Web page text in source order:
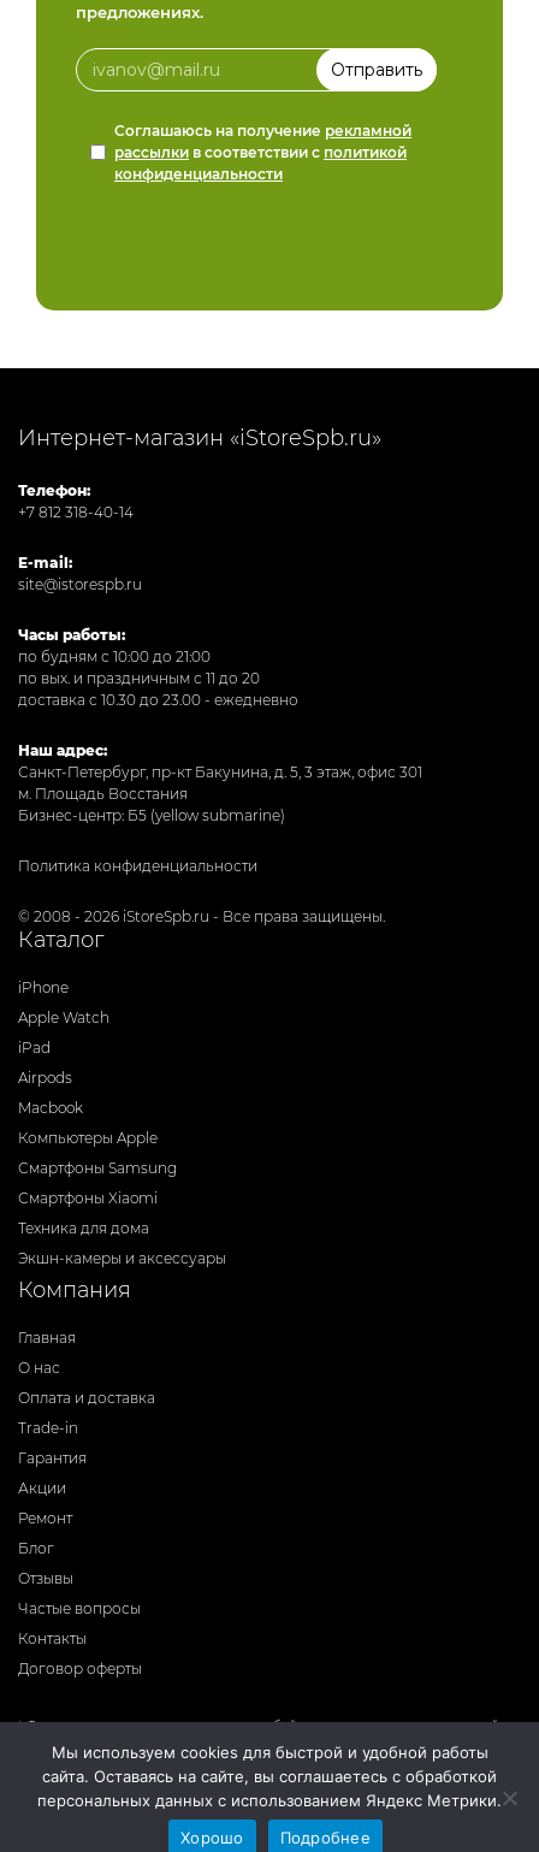
предложениях.
Соглашаюсь на получение рекламной
рассылки в соответствии с политикой
конфиденциальности
Интернет-магазин «iStoreSpb.ru»
Телефон:
+7 812 318-40-14
E-mail:
site@istorespb.ru
Часы работы:
по будням с 10:00 до 21:00
по вых. и праздничным с 11 до 20
доставка с 10.30 до 23.00 - ежедневно
Наш адрес:
Санкт-Петербург, пр-кт Бакунина, д. 5, 3 этаж, офис 301
м. Площадь Восстания
Бизнес-центр: Б5 (yellow submarine)
Политика конфиденциальности
© 2008 - 2026 iStoreSpb.ru - Все права защищены.
Каталог
iPhone
Apple Watch
iPad
Airpods
Macbook
Компьютеры Apple
Смартфоны Samsung
Смартфоны Xiaomi
Техника для дома
Экшн-камеры и аксессуары
Компания
Главная
О нас
Оплата и доставка
Trade-in
Гарантия
Акции
Ремонт
Блог
Отзывы
Частые вопросы
Контакты
Договор оферты
* Фирма-производитель оставляет за собой право на внесение изменений в
программное обеспечение, дизайн и комплектацию приборов без
предварительного уведомления. Во избежание недоразумений при покупке
приборов уточняйте информацию о комплектации, наличию и цене у
продавцов. Вся информация на сайте носит справочный характер и не
является публичной офертой.
Мы используем cookies для быстрой и удобной работы
сайта. Оставаясь на сайте, вы соглашаетесь с обработкой
персональных данных с использованием Яндекс Метрики.
Хорошо
Подробнее